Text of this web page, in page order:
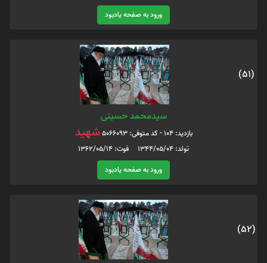
ورود به صفحه یادبود
(51)
سیدمحمد حسینی
بازدید: 104 - کد متوفی: 5066093 شهید
تولد: 1344/05/04 فوت: 1362/05/14
ورود به صفحه یادبود
(52)